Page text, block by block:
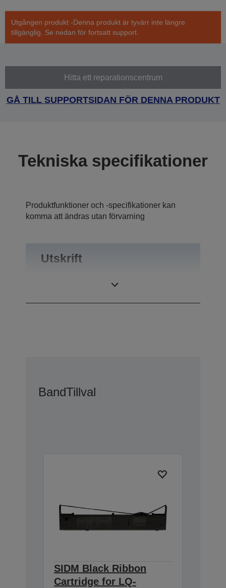
Utgången produkt -Denna produkt är tyvärr inte längre
tillgänglig. Se nedan för fortsatt support.
Hitta ett reparationscentrum
GÅ TILL SUPPORTSIDAN FÖR DENNA PRODUKT
Tekniska specifikationer
Produktfunktioner och -specifikationer kan
komma att ändras utan förvarning
Utskrift
BandTillval
SIDM Black Ribbon
Cartridge for LQ-